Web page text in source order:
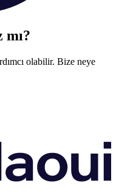
mı?
olabilir. Bize neye